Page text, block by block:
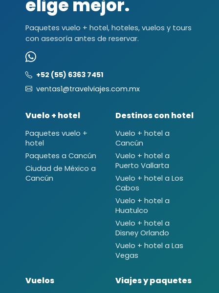
elige mejor.
Paquetes vuelo + hotel, hoteles, vuelos y tours
con asesoría antes de reservar.
+52 (55) 6363 7451
ventas1@travelviajes.com.mx
Vuelo + hotel
Paquetes vuelo +
hotel
Paquetes a Cancún
Ciudad de México a
Cancún
Destinos con hotel
Vuelo + hotel a
Cancún
Vuelo + hotel a
Puerto Vallarta
Vuelo + hotel a Los
Cabos
Vuelo + hotel a
Huatulco
Vuelo + hotel a
Disney Orlando
Vuelo + hotel a Las
Vegas
Vuelos Viajes y paquetes